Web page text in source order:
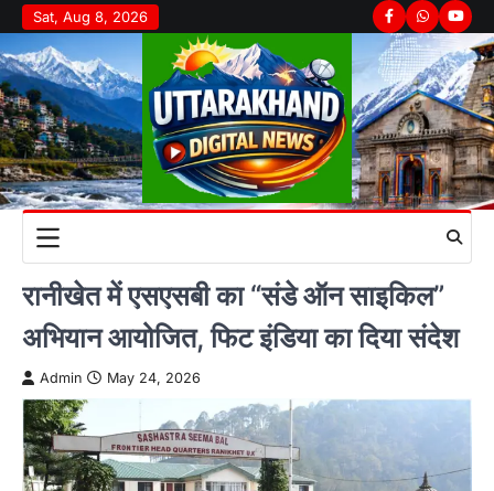
Skip
to
content
Sat, Aug 8, 2026 Facebook
Whatsapp
रानीखेत में एसएसबी का “संडे ऑन साइकिल”
अभियान आयोजित, फिट इंडिया का दिया संदेश
Admin May 24, 2026